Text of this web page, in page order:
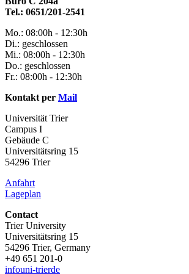
Tel.: 0651/201-2541
Mo.: 08:00h - 12:30h
Di.: geschlossen
Mi.: 08:00h - 12:30h
Do.: geschlossen
Fr.: 08:00h - 12:30h
Kontakt per Mail
Universität Trier
Campus I
Gebäude C
Universitätsring 15
54296 Trier
Anfahrt
Lageplan
Contact
Trier University
Universitätsring 15
54296 Trier, Germany
+49 651 201-0
infouni-trierde